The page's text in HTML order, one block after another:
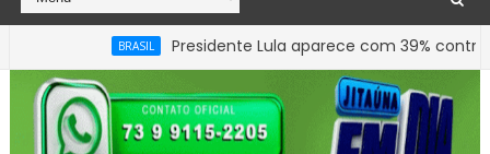
Presidente Lula aparece com 39% contra 30%